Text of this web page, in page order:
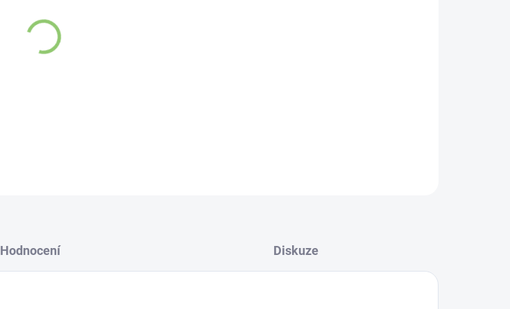
při kontaktu se vzduchem odpařují, čímž pomáhají obnovit
Hodnocení Diskuze